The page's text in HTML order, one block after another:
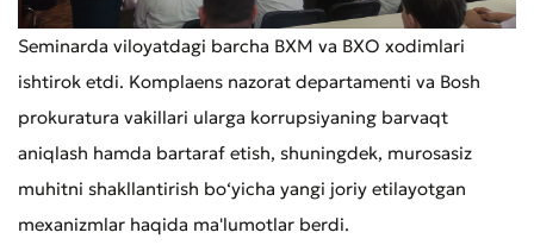
Seminarda viloyatdagi barcha BXM va BXO xodimlari
ishtirok etdi. Komplaens nazorat departamenti va Bosh
prokuratura vakillari ularga korrupsiyaning barvaqt
aniqlash hamda bartaraf etish, shuningdek, murosasiz
muhitni shakllantirish bo‘yicha yangi joriy etilayotgan
mexanizmlar haqida ma'lumotlar berdi.